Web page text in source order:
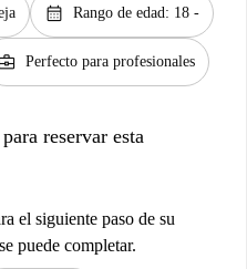
calendar_month Rango de edad: 18 -
Perfecto para profesionales
reservar esta
el siguiente paso de su
puede completar.